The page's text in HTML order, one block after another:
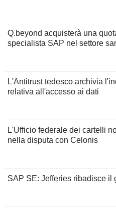
Q.beyond acquisterà una
specialista SAP nel settore
L'Antitrust tedesco archivia
relativa all'accesso ai dati
L'Ufficio federale dei cartelli
nella disputa con Celonis
SAP SE: Jefferies ribadisce il